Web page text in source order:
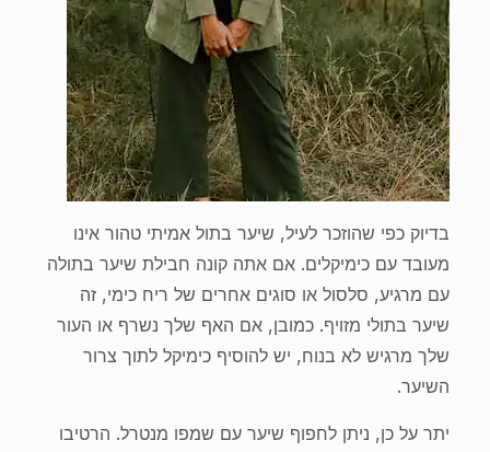
בדיוק כפי שהוזכר לעיל, שיער בתול אמיתי טהור אינו
מעובד עם כימיקלים. אם אתה קונה חבילת שיער בתולה
עם מרגיע, סלסול או סוגים אחרים של ריח כימי, זה
שיער בתולי מזויף. כמובן, אם האף שלך נשרף או העור
שלך מרגיש לא בנוח, יש להוסיף כימיקל לתוך צרור
השיער.
יתר על כן, ניתן לחפוף שיער עם שמפו מנטרל. הרטיבו